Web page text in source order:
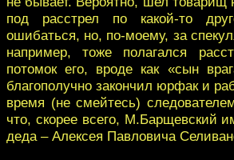
под расстрел по какой-то
ошибаться, но, по-моему, за
например, тоже полагался
потомок его, вроде как «сын
благополучно закончил юрфак и
время (не смейтесь)
что, скорее всего, М.Барщевский
деда – Алексея Павловича